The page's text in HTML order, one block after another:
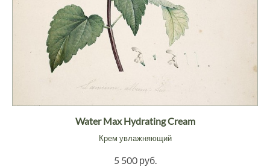
Water Max Hydrating Cream
Крем увлажняющий
5 500 руб.